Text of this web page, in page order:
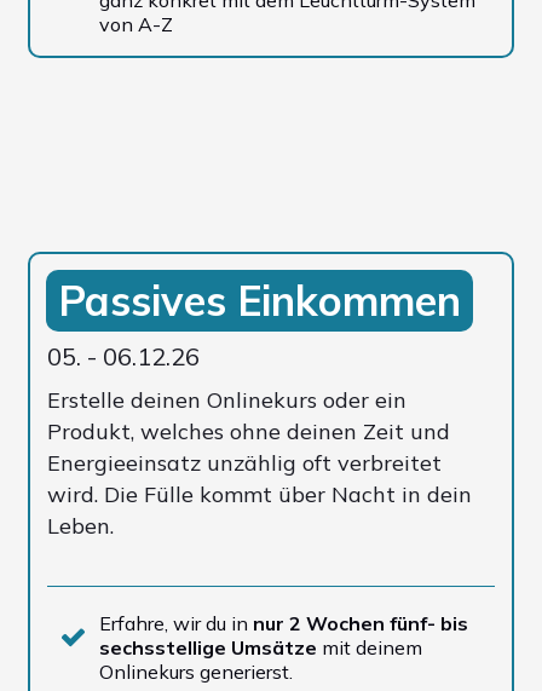
von A-Z
Passives Einkommen
05. - 06.12.26
Erstelle deinen Onlinekurs oder ein
Produkt, welches ohne deinen Zeit und
Energieeinsatz unzählig oft verbreitet
wird. Die Fülle kommt über Nacht in dein
Leben.
Erfahre, wir du in nur 2 Wochen fünf- bis
sechsstellige Umsätze mit deinem
Onlinekurs generierst.